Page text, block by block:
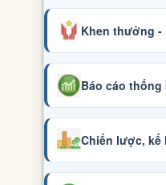
Khen thưởng -
Báo cáo thống
Chiến lược, kế